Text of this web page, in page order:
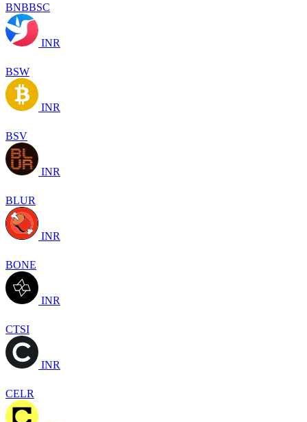
BNBBSC
INR
BSW
INR
BSV
INR
BLUR
INR
BONE
INR
CTSI
INR
CELR